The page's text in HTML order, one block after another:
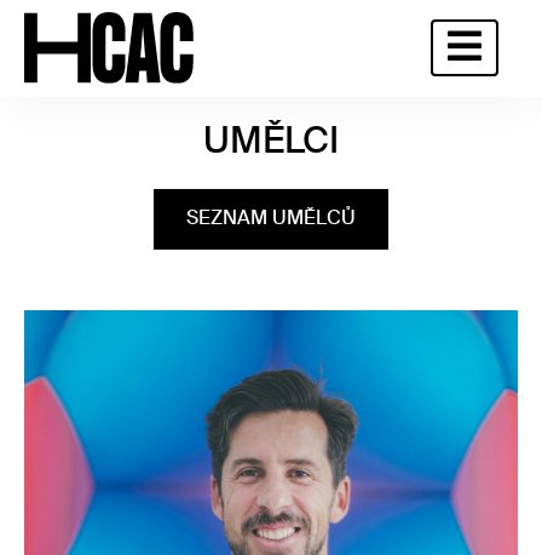
UMĚLCI
SEZNAM UMĚLCŮ